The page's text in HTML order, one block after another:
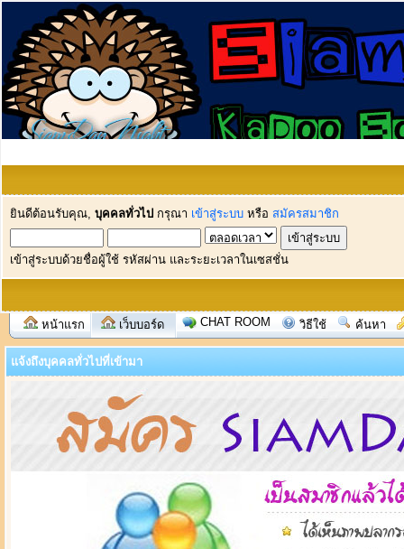
ยินดีต้อนรับคุณ, บุคคลทั่วไป กรุณา เข้าสู่ระบบ หรือ สมัครสมาชิก
เข้าสู่ระบบด้วยชื่อผู้ใช้ รหัสผ่าน และระยะเวลาในเซสชั่น
หน้าแรก เว็บบอร์ด CHAT ROOM วิธีใช้ ค้นหา
แจ้งถึงบุคคลทั่วไปที่เข้ามา